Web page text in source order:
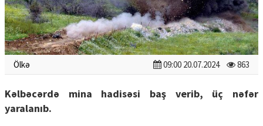
Ölkə 09:00 20.07.2024 863
Kəlbəcərdə mina hadisəsi baş verib, üç nəfər
yaralanıb.